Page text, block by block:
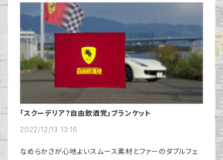
「スクーデリア？自由飲酒党」ブランケット
2022/12/13 13:16
なめらかさが心地よいスムース素材とファーのダブルフェ